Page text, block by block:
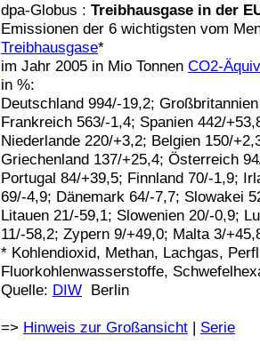
dpa-Globus : Treibhausgase in der
Emissionen der 6 wichtigsten vom
Treibhausgase*
im Jahr 2005 in Mio Tonnen CO2-
in %:
Deutschland 994/-19,2;
Frankreich 563/-1,4; Spanien 442/
Niederlande 220/+3,2; Belgien 150/
Griechenland 137/+25,4; Österreich
Portugal 84/+39,5; Finnland 70/-1,9;
69/-4,9; Dänemark 64/-7,7; Slowakei
Litauen 21/-59,1; Slowenien 20/-0,9;
11/-58,2; Zypern 9/+49,0; Malta 3/
* Kohlendioxid, Methan, Lachgas,
Fluorkohlenwasserstoffe,
Quelle: DIW Berlin
=> Hinweis zur Großansicht | Serie